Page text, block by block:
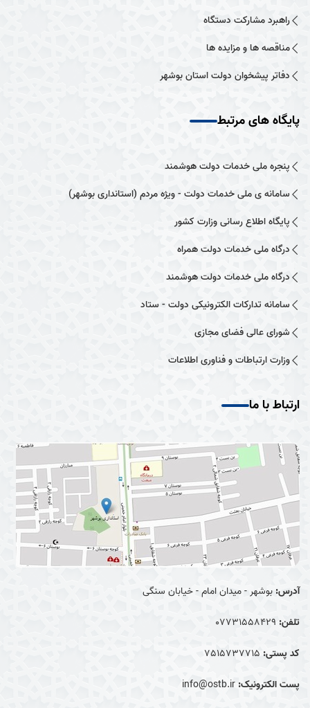
راهبرد مشارکت دستگاه
مناقصه ها و مزایده ها
دفاتر پیشخوان دولت استان بوشهر
پایگاه های مرتبط
پنجره ملی خدمات دولت هوشمند
سامانه ی ملی خدمات دولت - ویژه مردم (استانداری بوشهر)
پایگاه اطلاع رسانی وزارت کشور
درگاه ملی خدمات دولت همراه
درگاه ملی خدمات دولت هوشمند
سامانه تدارکات الکترونیکی دولت - ستاد
شورای عالی فضای مجازی
وزارت ارتباطات و فناوری اطلاعات
ارتباط با ما
آدرس: بوشهر - میدان امام - خیابان سنگی
تلفن: 07731558429
کد پستی: 7515737715
پست الکترونیک: info@ostb.ir